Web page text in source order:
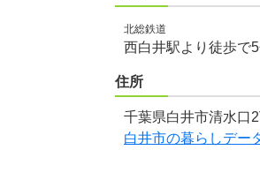
北総鉄道
西白井駅より徒歩で
住所
千葉県白井市清水口
白井市の暮らしデー